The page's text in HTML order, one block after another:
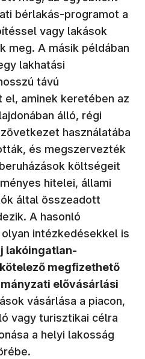
bérlakás-programot a
vagy lakások
meg. A másik példában
lakhatási
távú
aminek keretében az
álló, régi
használatába
és megszervezték
költségeit
hitelei, állami
által összeadott
A hasonló
intézkedésekkel is
lakóingatlan-
megfizethető
elővásárlási
vásárlása a piacon,
vagy turisztikai célra
a helyi lakosság